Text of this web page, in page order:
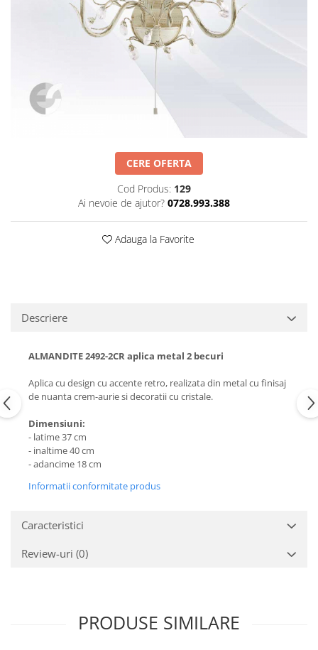
Jardiniere si vase luminoase
Iluminat decorativ
CERE OFERTA
Cod Produs: 129
Ai nevoie de ajutor? 0728.993.388
Adauga la Favorite
Descriere
ALMANDITE 2492-2CR aplica metal 2 becuri
Aplica cu design cu accente retro, realizata din metal cu finisaj
de nuanta crem-aurie si decoratii cu cristale.
Dimensiuni:
- latime 37 cm
- inaltime 40 cm
- adancime 18 cm
Informatii conformitate produs
Caracteristici
Review-uri (0)
PRODUSE SIMILARE